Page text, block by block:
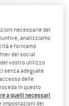
necessarie del
analizziamo
e forniamo
dei social
vostro utilizzo
senza adeguate
delle
in questo
a quelli necessari
impostazioni dei